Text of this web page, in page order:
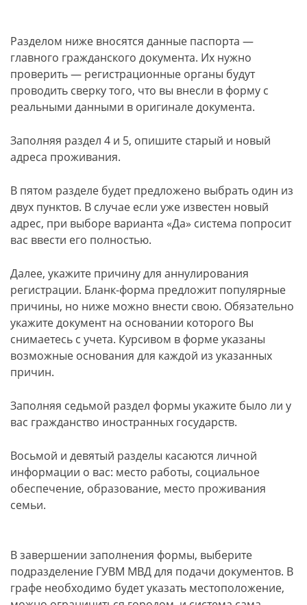
Разделом ниже вносятся данные паспорта —
главного гражданского документа. Их нужно
проверить — регистрационные органы будут
проводить сверку того, что вы внесли в форму с
реальными данными в оригинале документа.
Заполняя раздел 4 и 5, опишите старый и новый
адреса проживания.
В пятом разделе будет предложено выбрать один из
двух пунктов. В случае если уже известен новый
адрес, при выборе варианта «Да» система попросит
вас ввести его полностью.
Далее, укажите причину для аннулирования
регистрации. Бланк-форма предложит популярные
причины, но ниже можно внести свою. Обязательно
укажите документ на основании которого Вы
снимаетесь с учета. Курсивом в форме указаны
возможные основания для каждой из указанных
причин.
Заполняя седьмой раздел формы укажите было ли у
вас гражданство иностранных государств.
Восьмой и девятый разделы касаются личной
информации о вас: место работы, социальное
обеспечение, образование, место проживания
семьи.
В завершении заполнения формы, выберите
подразделение ГУВМ МВД для подачи документов. В
графе необходимо будет указать местоположение,